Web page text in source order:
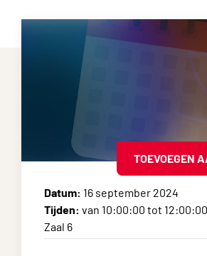
TOEVOEGEN
Datum: 16 september 2024
Tijden: van 10:00:00 tot 12:00:00
Zaal 6